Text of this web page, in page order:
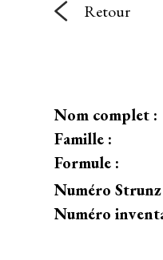
Retour
Nom complet :
Famille :
Formule :
Numéro
Numéro